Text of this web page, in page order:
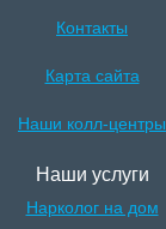
Контакты
Карта сайта
Наши колл-центры
Наши услуги
Нарколог на дом